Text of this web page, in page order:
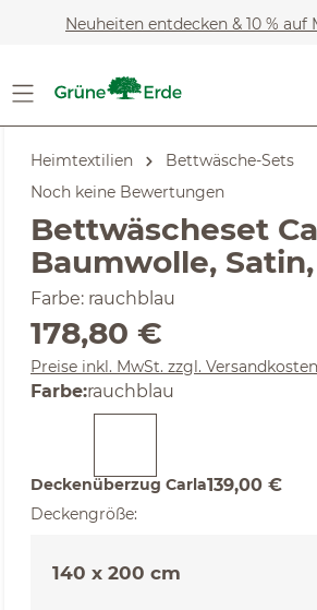
Zum Hauptinhalt springen
Neuheiten entdecken & 10 % auf
Heimtextilien
Bettwäsche-Sets
Noch keine Bewertungen
Bettwäscheset
Baumwolle, Satin,
Farbe: rauchblau
Regulärer Preis:
178,80 €
Preise inkl. MwSt. zzgl. Versandkosten
Farbeauswählen
:rauchblau
Deckenüberzug Carla139,00 €
Deckengrößeauswählen
: